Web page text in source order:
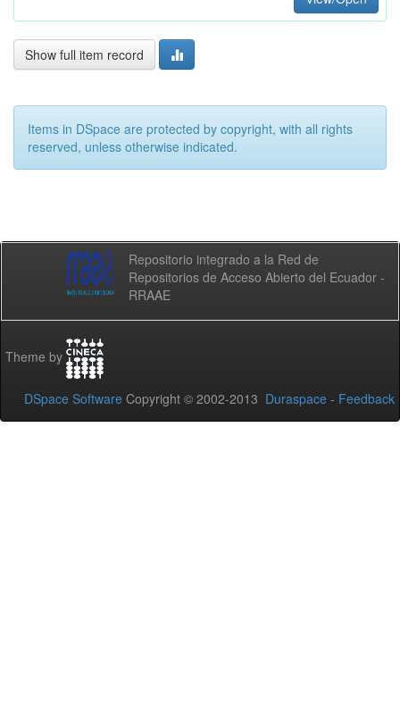
Show full item record
Items in DSpace are protected by copyright, with all rights
reserved, unless otherwise indicated.
Repositorio integrado a la Red de
Repositorios de Acceso Abierto del Ecuador -
RRAAE
Theme by
DSpace Software Copyright © 2002-2013 Duraspace - Feedback